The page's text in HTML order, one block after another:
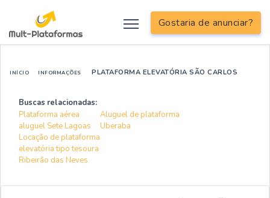
Gostaria de anunciar?
INÍCIO INFORMAÇÕES PLATAFORMA ELEVATÓRIA SÃO CARLOS
Buscas relacionadas:
Plataforma aérea
aluguel Sete Lagoas
Aluguel de plataforma
Uberaba
Locação de plataforma
elevatória tipo tesoura
Ribeirão das Neves